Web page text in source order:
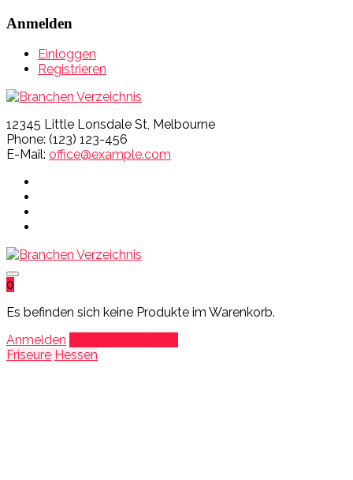
Anmelden
Einloggen
Registrieren
12345 Little Lonsdale St, Melbourne
Phone: (123) 123-456
E-Mail: office@example.com
0
Es befinden sich keine Produkte im Warenkorb.
Anmelden
Friseure Hessen